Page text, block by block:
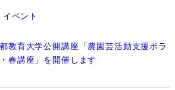
イベント
教育大学公開講座「農園芸活動支援ボラ
春講座」を開催します